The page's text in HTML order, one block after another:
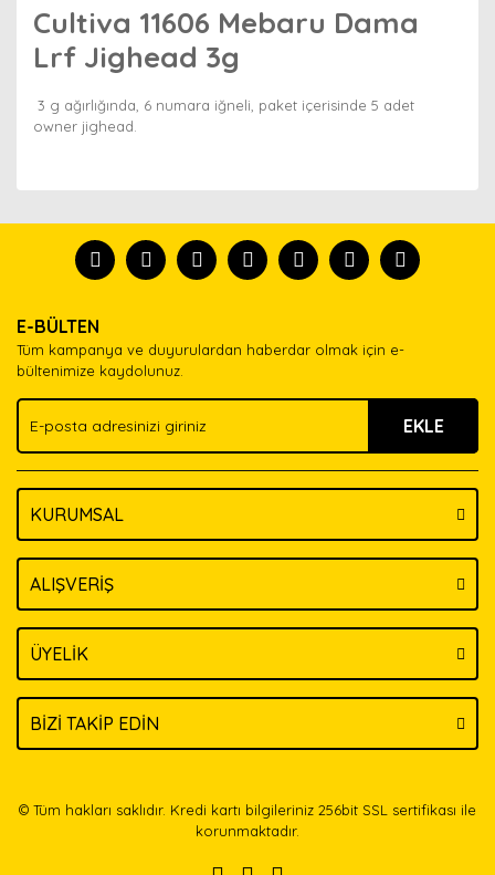
Cultiva 11606 Mebaru Dama
Lrf Jighead 3g
3 g ağırlığında, 6 numara iğneli, paket içerisinde 5 adet
owner jighead.
tanısın.
formunu kullanarak tarafımıza iletebilirsiniz.
Görüş ve önerileriniz için teşekkür ederiz.
Ürün açıklamasında eksik bilgiler bulunuyor.
Ürün bilgilerinde hatalar bulunuyor.
Ürün fiyatı diğer sitelerden daha pahalı.
Bu ürüne benzer farklı alternatifler olmalı.
E-BÜLTEN
Tüm kampanya ve duyurulardan haberdar olmak için e-
bültenimize kaydolunuz.
EKLE
KURUMSAL
ALIŞVERİŞ
ÜYELİK
BİZİ TAKİP EDİN
© Tüm hakları saklıdır. Kredi kartı bilgileriniz 256bit SSL sertifikası ile
korunmaktadır.